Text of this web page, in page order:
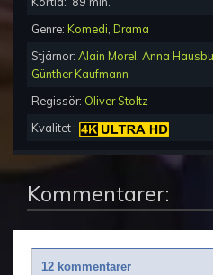
Genre: Komedi Drama
Stjärnor: Alain Morel Anna
Günther Kaufmann
Regissör: Oliver Stoltz
Kvalitet :
Kommentarer:
12 kommentarer